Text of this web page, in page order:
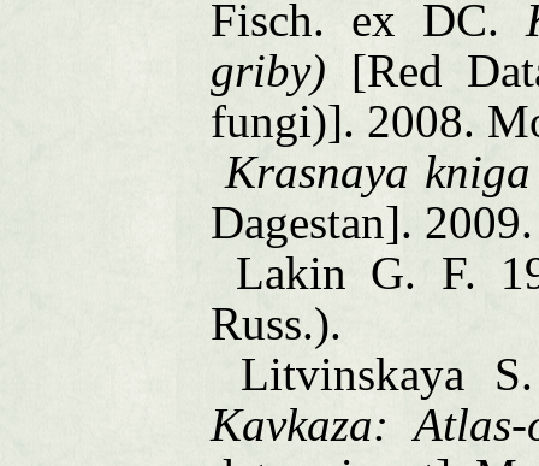
Fisch. ex DC.
griby) [Red
fungi)]. 2008.
Krasnaya
Dagestan].
Lakin G. F.
Russ.).
Litvinskaya
Kavkaza: Atlas-